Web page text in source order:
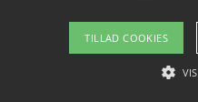
Om / kontakt
TILLAD COOKIES